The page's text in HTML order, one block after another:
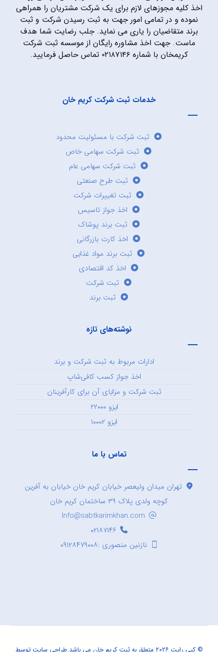
اخذ کلیه مجوزهای لازم برای یک شرکت مشتریان را همراهی
نموده و در تمامی امور جهت به ثبت رسیدن شرکت و ثبت
برند متقاضیان را یاری می نماید. جلب رضایت شما هدف
ماست. جهت اخذ مشاوره رایگان از موسسه ثبت شرکت
کریمخان با شماره ۰۲۱۸۷۱۴۶ تماس حاصل فرمایید.
خدمات ثبت شرکت کریم خان
ثبت شرکت با مسئولیت محدود
ثبت شرکت سهامی خاص
ثبت شرکت سهامی عام
ثبت طرح صنعتی
ثبت تغییرات شرکت
اخذ جواز تاسیس
ثبت برند پوشاک
اخذ کارت بازرگانی
ثبت برند مواد غذایی
اخذ کد اقتصادی
ثبت شرکت
ثبت برند
نوشته‌های تازه
ادارات مربوط به ثبت شرکت و برند
اخذ جواز کسب کافی‌شاپ
ثبت شرکت و مزایای آن برای کارآفرینان
ایزو ۲۲۰۰۰
ایزو ۱۰۰۰۲
تماس با ما
تهران میدان ولیعصر خیابان کریم خان خیابان به آفرین
کوچه ولدی پلاک ۳۹ ساختمان کریم خان
Info@sabtkarimkhan.com
۰۲۱۸۷۱۴۶
نازنین منصوری :۰۹۱۲۸۴۷۹۰۰۸
© کپی رایت ۲۰۲۶ متعلق به ثبت کریم خان می باشد. طراحی سایتتوسط